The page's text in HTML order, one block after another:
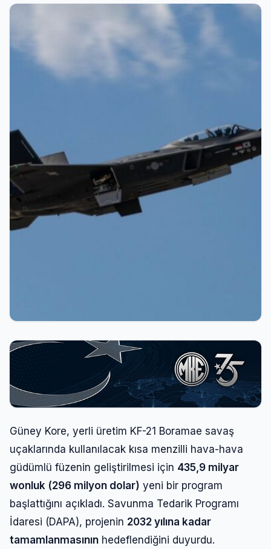
Güney Kore, yerli üretim KF-21 Boramae savaş
uçaklarında kullanılacak kısa menzilli hava-hava
güdümlü füzenin geliştirilmesi için 435,9 milyar
wonluk (296 milyon dolar) yeni bir program
başlattığını açıkladı. Savunma Tedarik Programı
İdaresi (DAPA), projenin 2032 yılına kadar
tamamlanmasının hedeflendiğini duyurdu.